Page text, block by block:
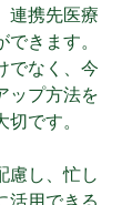
連携先医療
きます。
でなく、今
ップ方法を
です。
慮し、忙し